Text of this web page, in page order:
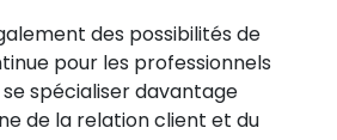
des possibilités de
pour les professionnels
spécialiser davantage
de la relation client et du